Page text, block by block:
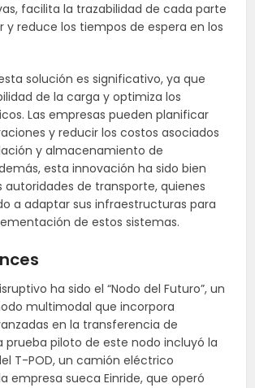
facilita la trazabilidad de cada parte
y reduce los tiempos de espera en los
solución es significativo, ya que
de la carga y optimiza los
Las empresas pueden planificar
y reducir los costos asociados
y almacenamiento de
esta innovación ha sido bien
autoridades de transporte, quienes
a adaptar sus infraestructuras para
de estos sistemas.
ha sido el “Nodo del Futuro”, un
multimodal que incorpora
en la transferencia de
prueba piloto de este nodo incluyó la
T-POD, un camión eléctrico
empresa sueca Einride, que operó